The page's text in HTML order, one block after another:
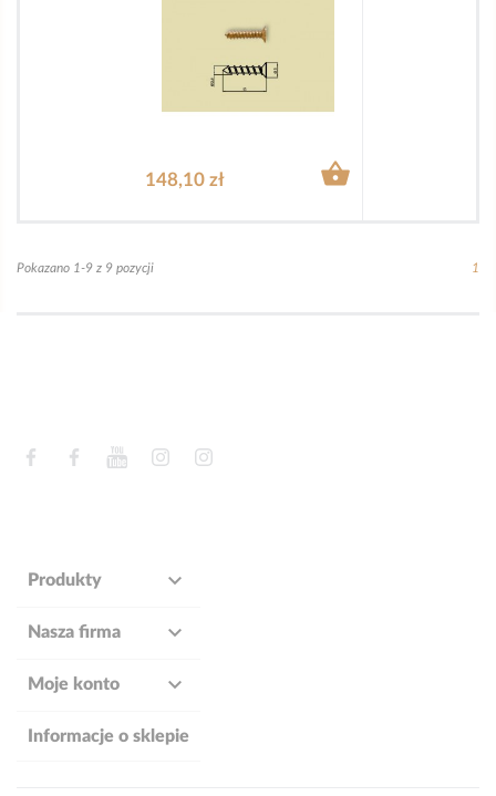
148,10 zł 
Pokazano 1-9 z 9 pozycji 1
FacebookFacebookYouTubeInstagram
Produkty 
Nasza firma 
Moje konto 
Informacje o sklepie